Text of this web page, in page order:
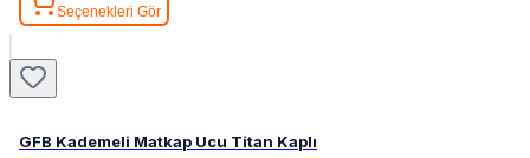
Seçenekleri Gör
GFB Kademeli Matkap Ucu Titan Kaplı